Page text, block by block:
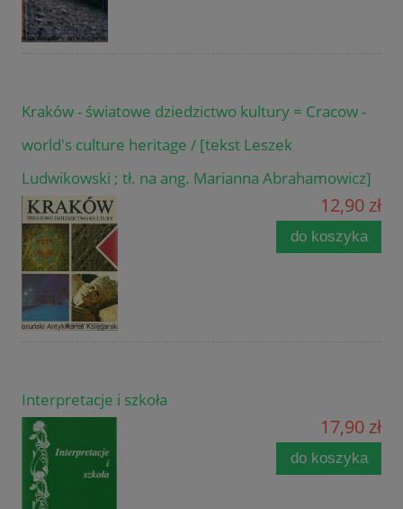
Kraków - światowe dziedzictwo kultury = Cracow -
world's culture heritage / [tekst Leszek
Ludwikowski ; tł. na ang. Marianna Abrahamowicz]
12,90 zł
do koszyka
Interpretacje i szkoła
17,90 zł
do koszyka